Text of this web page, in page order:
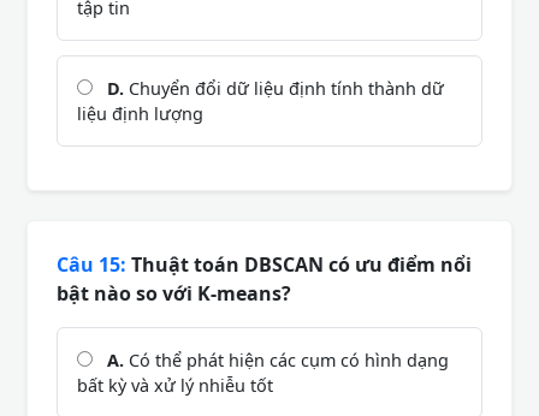
tập tin
D. Chuyển đổi dữ liệu định tính thành dữ
liệu định lượng
Câu 15: Thuật toán DBSCAN có ưu điểm nổi
bật nào so với K-means?
A. Có thể phát hiện các cụm có hình dạng
bất kỳ và xử lý nhiễu tốt